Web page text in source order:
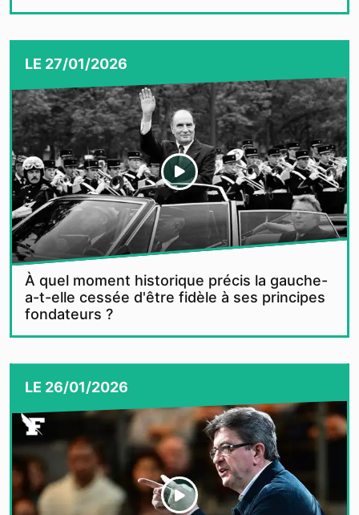
LE 27/01/2026
À quel moment historique précis la gauche-
a-t-elle cessée d'être fidèle à ses principes
fondateurs ?
LE 26/01/2026